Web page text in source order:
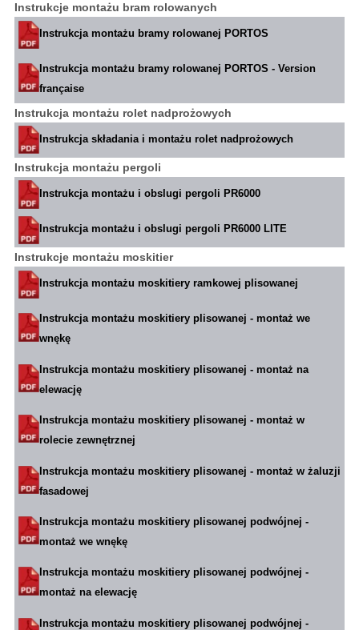
Instrukcje montażu bram rolowanych
Instrukcja montażu bramy rolowanej PORTOS
Instrukcja montażu bramy rolowanej PORTOS - Version
française
Instrukcja montażu rolet nadprożowych
Instrukcja składania i montażu rolet nadprożowych
Instrukcja montażu pergoli
Instrukcja montażu i obslugi pergoli PR6000
Instrukcja montażu i obslugi pergoli PR6000 LITE
Instrukcje montażu moskitier
Instrukcja montażu moskitiery ramkowej plisowanej
Instrukcja montażu moskitiery plisowanej - montaż we
wnękę
Instrukcja montażu moskitiery plisowanej - montaż na
elewację
Instrukcja montażu moskitiery plisowanej - montaż w
rolecie zewnętrznej
Instrukcja montażu moskitiery plisowanej - montaż w żaluzji
fasadowej
Instrukcja montażu moskitiery plisowanej podwójnej -
montaż we wnękę
Instrukcja montażu moskitiery plisowanej podwójnej -
montaż na elewację
Instrukcja montażu moskitiery plisowanej podwójnej -